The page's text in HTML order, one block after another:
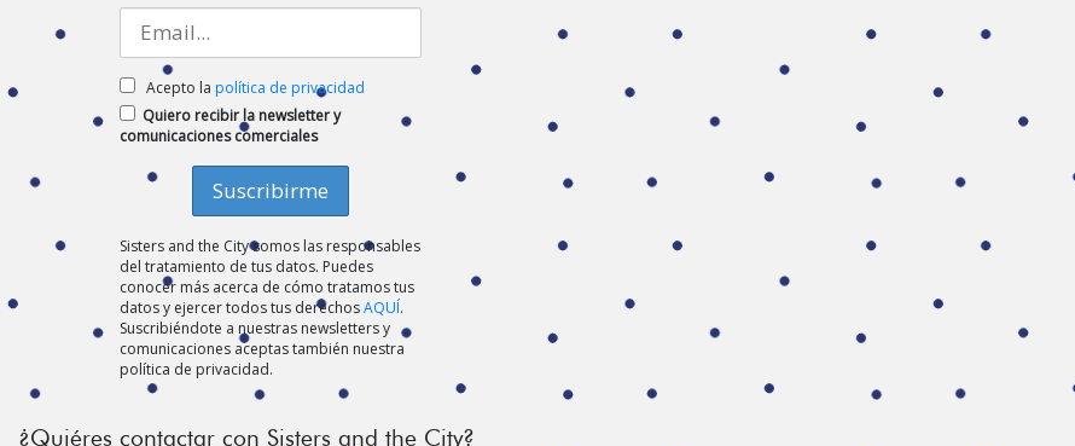
Acepto la política de privacidad
Quiero recibir la newsletter y
comunicaciones comerciales
Sisters and the City somos las responsables
del tratamiento de tus datos. Puedes
conocer más acerca de cómo tratamos tus
datos y ejercer todos tus derechosAQUÍ.
Suscribiéndote a nuestras newsletters y
comunicaciones aceptas también nuestra
política de privacidad.
¿Quiéres contactar con Sisters and the City?